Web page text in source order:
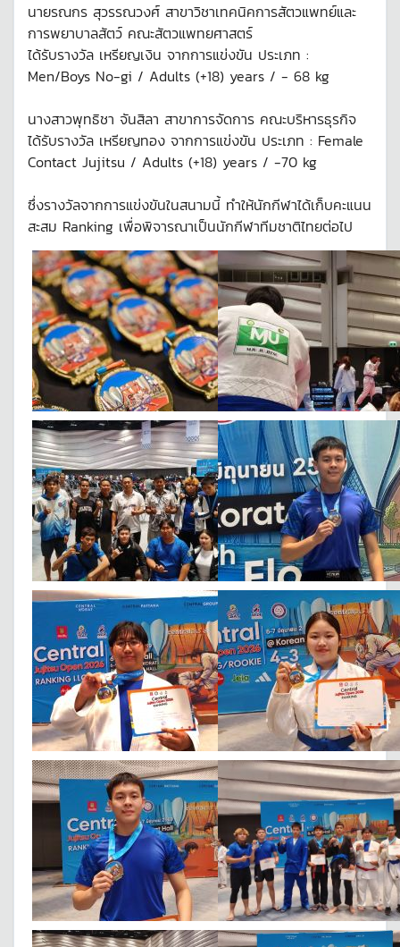
นายรณกร สุวรรณวงศ์ สาขาวิชาเทคนิคการสัตวแพทย์และ
การพยาบาลสัตว์ คณะสัตวแพทยศาสตร์
ได้รับรางวัล เหรียญเงิน จากการแข่งขัน ประเภท :
Men/Boys No-gi / Adults (+18) years / - 68 kg
นางสาวพุทธิชา จันสิลา สาขาการจัดการ คณะบริหารธุรกิจ
ได้รับรางวัล เหรียญทอง จากการแข่งขัน ประเภท : Female
Contact Jujitsu / Adults (+18) years / -70 kg
ซึ่งรางวัลจากการแข่งขันในสนามนี้ ทำให้นักกีฬาได้เก็บคะแนน
สะสม Ranking เพื่อพิจารณาเป็นนักกีฬาทีมชาติไทยต่อไป